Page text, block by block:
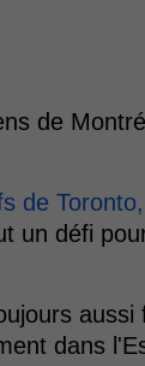
de
de
un défi
dans